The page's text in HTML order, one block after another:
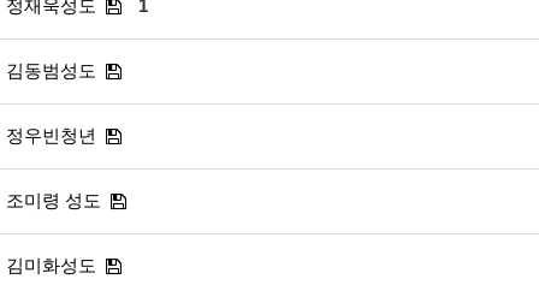
정재욱성도 1
김동범성도
정우빈청년
조미령 성도
김미화성도